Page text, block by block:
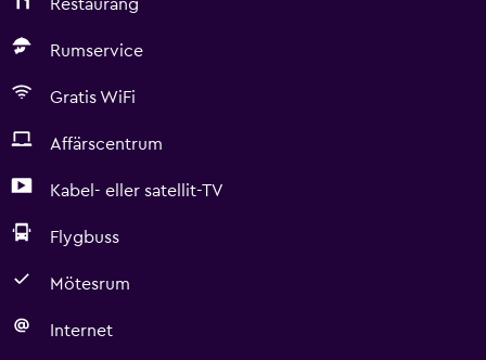
Restaurang
Rumservice
Gratis WiFi
Affärscentrum
Kabel- eller satellit-TV
Flygbuss
Mötesrum
Internet